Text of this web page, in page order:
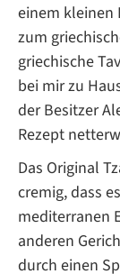
einem kleinen
zum
griechische
bei mir zu
der Besitzer
Rezept
Das Original
cremig, dass
mediterranen
anderen
durch einen